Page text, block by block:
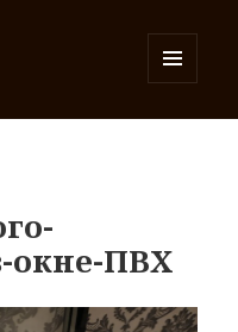
окне-ПВХ